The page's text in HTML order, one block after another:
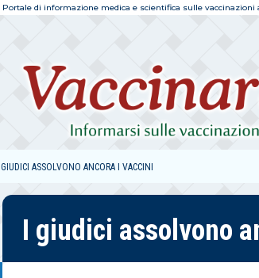
Portale di informazione medica e scientifica sulle vaccinazioni
I GIUDICI ASSOLVONO ANCORA I VACCINI
I giudici assolvono